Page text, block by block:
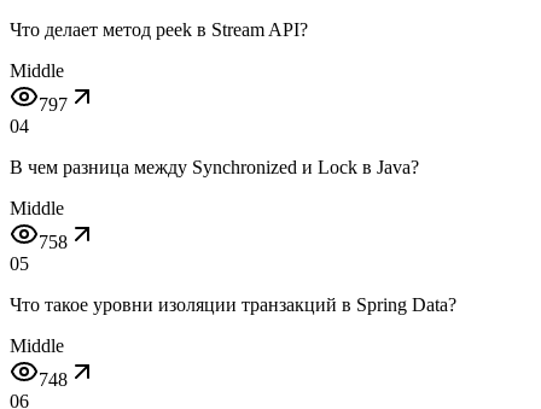
Что делает метод peek в Stream API?
Middle
797
04
В чем разница между Synchronized и Lock в Java?
Middle
758
05
Что такое уровни изоляции транзакций в Spring Data?
Middle
748
06